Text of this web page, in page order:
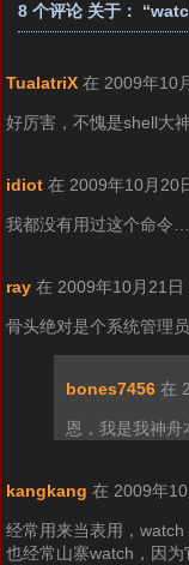
8 个评论 关于：
TualatriX 在 2009年10
好厉害，不愧是shell大
idiot 在 2009年10月20
我都没有用过这个命令
ray 在 2009年10月21日
骨头绝对是个系统管理
bones7456 在
恩，我是我神舟
kangkang 在 2009年
经常用来当表用，watch
也经常山寨watch，因为